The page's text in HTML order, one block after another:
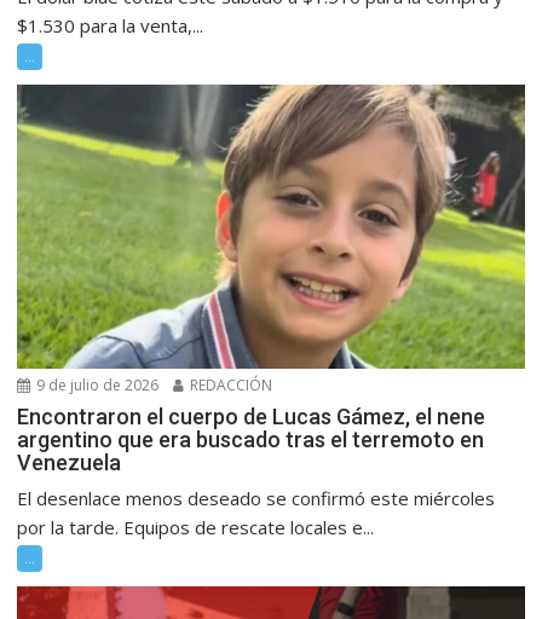
$1.530 para la venta,...
...
9 de julio de 2026 REDACCIÓN
Encontraron el cuerpo de Lucas Gámez, el nene
argentino que era buscado tras el terremoto en
Venezuela
El desenlace menos deseado se confirmó este miércoles
por la tarde. Equipos de rescate locales e...